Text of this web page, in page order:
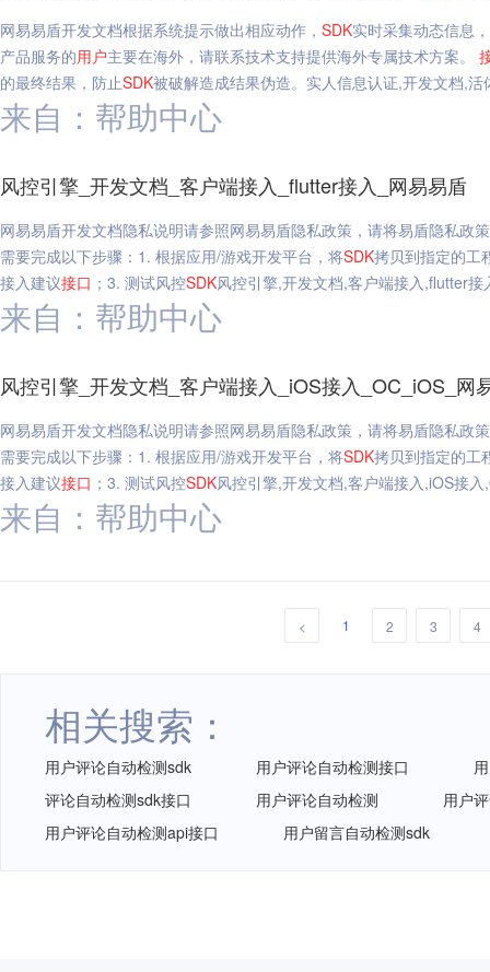
网易易盾开发文档根据系统提示做出相应动作， SDK实时采集动态信息
产品服务的用户主要在海外，请联系技术支持提供海外专属技术方案。
的最终结果，防止SDK被破解造成结果伪造。实人信息认证,开发文档,
来自：帮助中心
风控引擎_开发文档_客户端接入_flutter接入_网易易盾
网易易盾开发文档隐私说明请参照网易易盾隐私政策，请将易盾隐私政
需要完成以下步骤：1. 根据应用/游戏开发平台，将SDK拷贝到指定的工
接入建议接口 ；3. 测试风控SDK风控引擎,开发文档,客户端接入,flutter接
来自：帮助中心
风控引擎_开发文档_客户端接入_iOS接入_OC_iOS_网
网易易盾开发文档隐私说明请参照网易易盾隐私政策，请将易盾隐私政
需要完成以下步骤：1. 根据应用/游戏开发平台，将SDK拷贝到指定的工
接入建议接口 ；3. 测试风控SDK风控引擎,开发文档,客户端接入,iOS接入
来自：帮助中心
< 1 2 3 4
相关搜索：
用户评论自动检测sdk 用户评论自动检测接口
评论自动检测sdk接口
用户评论自动检测
用户
用户评论自动检测api接口
用户留言自动检测sdk